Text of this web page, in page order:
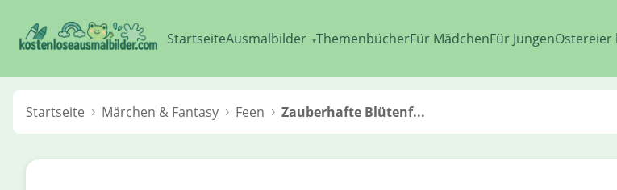
StartseiteAusmalbilder ▾ThemenbücherFür MädchenFür JungenOstereier
Startseite Märchen & Fantasy Feen Zauberhafte Blütenf...